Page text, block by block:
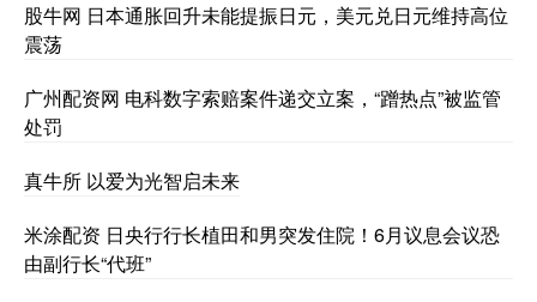
股牛网 日本通胀回升未能提振日元，美元兑日元维持高位
震荡
广州配资网 电科数字索赔案件递交立案，“蹭热点”被监管
处罚
真牛所 以爱为光智启未来
米涂配资 日央行行长植田和男突发住院！6月议息会议恐
由副行长“代班”